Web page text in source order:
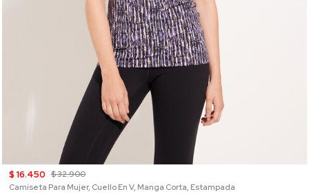
$ 16.450 $ 32.900
Camiseta Para Mujer, Cuello En V, Manga Corta, Estampada